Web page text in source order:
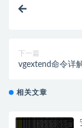
下一篇
vgextend命令详
相关文章